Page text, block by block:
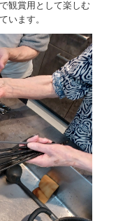
観賞用として楽しむ
います。